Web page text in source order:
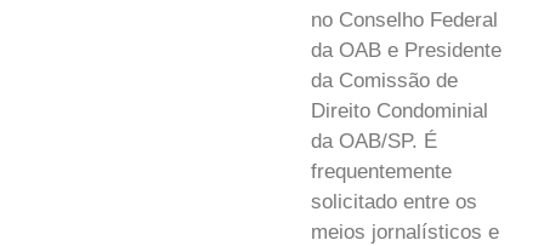
no Conselho Federal
da OAB e Presidente
da Comissão de
Direito Condominial
da OAB/SP. É
frequentemente
solicitado entre os
meios jornalísticos e